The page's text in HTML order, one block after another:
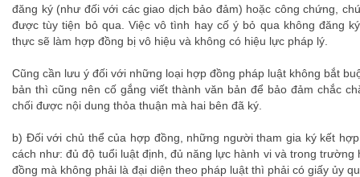
đăng ký (như đối với các giao dịch bảo đảm) hoặc công chứng,
được tùy tiện bỏ qua. Việc vô tình hay cố ý bỏ qua không đăng
thực sẽ làm hợp đồng bị vô hiệu và không có hiệu lực pháp lý.
Cũng cần lưu ý đối với những loại hợp đồng pháp luật không bắt
bản thì cũng nên cố gắng viết thành văn bản để bảo đảm chắc
chối được nội dung thỏa thuận mà hai bên đã ký.
b) Đối với chủ thể của hợp đồng, những người tham gia ký kết
cách như: đủ độ tuổi luật định, đủ năng lực hành vi và trong trường
đồng mà không phải là đại diện theo pháp luật thì phải có giấy ủy